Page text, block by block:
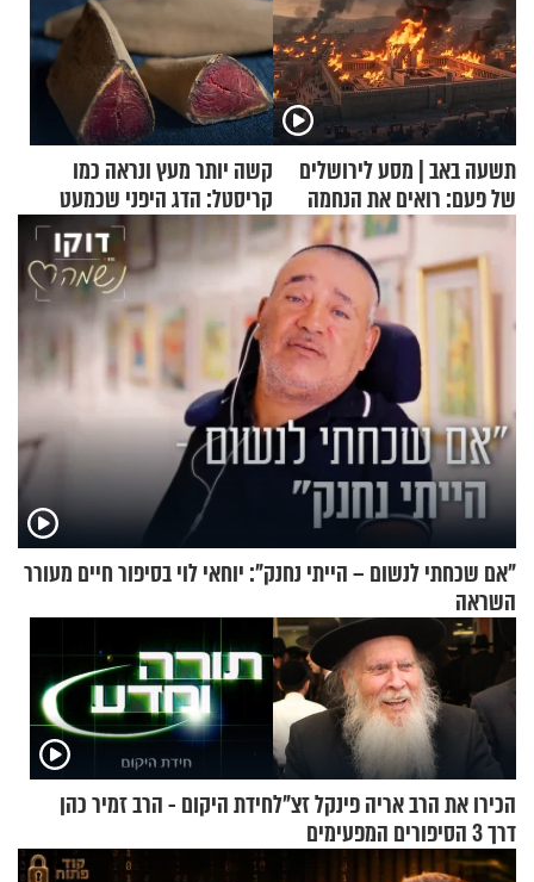
תשעה באב | מסע לירושלים
של פעם: רואים את הנחמה
קשה יותר מעץ ונראה כמו
קריסטל: הדג היפני שכמעט
בלתי אפשרי לחתוך
"אם שכחתי לנשום – הייתי נחנק": יוחאי לוי בסיפור חיים מעורר
השראה
הכירו את הרב אריה פינקל זצ"ל
דרך 3 הסיפורים המפעימים
האלה
חידת היקום - הרב זמיר כהן